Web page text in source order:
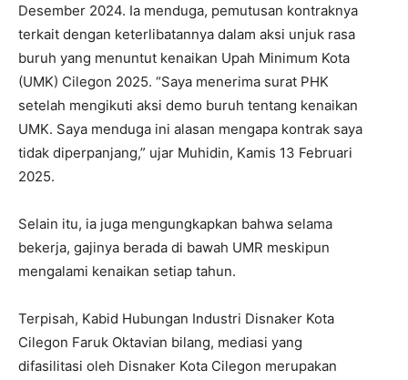
Desember 2024. Ia menduga, pemutusan kontraknya
terkait dengan keterlibatannya dalam aksi unjuk rasa
buruh yang menuntut kenaikan Upah Minimum Kota
(UMK) Cilegon 2025. “Saya menerima surat PHK
setelah mengikuti aksi demo buruh tentang kenaikan
UMK. Saya menduga ini alasan mengapa kontrak saya
tidak diperpanjang,” ujar Muhidin, Kamis 13 Februari
2025.
Selain itu, ia juga mengungkapkan bahwa selama
bekerja, gajinya berada di bawah UMR meskipun
mengalami kenaikan setiap tahun.
Terpisah, Kabid Hubungan Industri Disnaker Kota
Cilegon Faruk Oktavian bilang, mediasi yang
difasilitasi oleh Disnaker Kota Cilegon merupakan